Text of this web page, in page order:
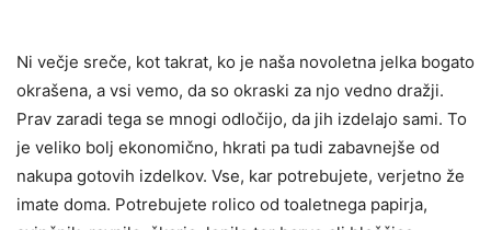
Ni večje sreče, kot takrat, ko je naša novoletna jelka bogato
okrašena, a vsi vemo, da so okraski za njo vedno dražji.
Prav zaradi tega se mnogi odločijo, da jih izdelajo sami. To
je veliko bolj ekonomično, hkrati pa tudi zabavnejše od
nakupa gotovih izdelkov. Vse, kar potrebujete, verjetno že
imate doma. Potrebujete rolico od toaletnega papirja,